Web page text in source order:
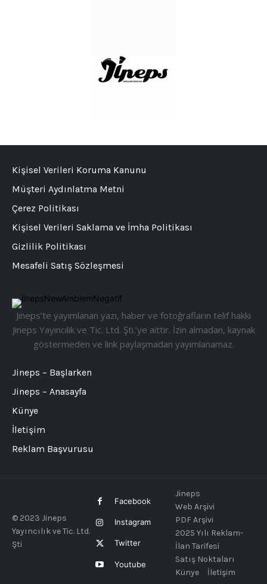
Jineps’te yayımlanan yazı, haber ve fotoğrafların telif hakkı
Jineps Yayıncılık ve Tic. Ltd. Şti.’ye aittir. İzin almadan, kaynak
göstermeden ve link paylaşmadan yayımlanamaz.
Jineps – Başlarken
Jineps – Anasayfa
Künye
İletişim
Reklam Başvurusu
Kişisel Verileri Koruma Kanunu
Müşteri Aydınlatma Metni
Çerez Politikası
Kişisel Verileri Saklama ve İmha Politikası
Gizlilik Politikası
Mesafeli Satış Sözleşmesi
© 2023 Jineps
Yayıncılık ve Tic. Ltd.
Şti
Facebook
Instagram
Twitter
Youtube
Jineps
Web Arşivi
PDF Arşivi
2025 Yılı Reklam-
İlan Tarifesi
Satış Noktaları
Künye
İletişim